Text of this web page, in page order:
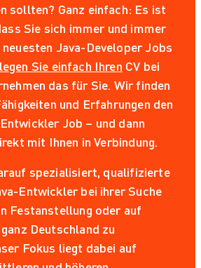
sollten? Ganz einfach: Es ist
Sie sich immer und immer
Java-Developer Jobs
Sie einfach Ihren CV bei
das für Sie. Wir finden
und Erfahrungen den
Job – und dann
mit Ihnen in Verbindung.
spezialisiert, qualifizierte
Entwickler bei ihrer Suche
Festanstellung oder auf
Deutschland zu
Fokus liegt dabei auf